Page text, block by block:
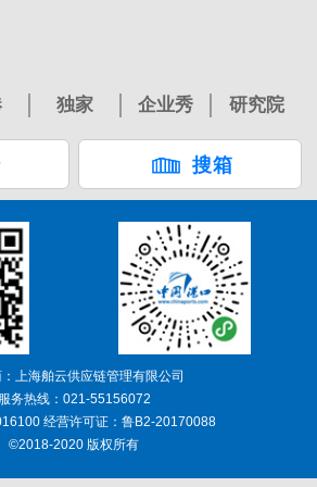
独家 企业秀 研究院
搜箱
上海舶云供应链管理有限公司
服务热线：021-55156072
经营许可证：鲁B2-20170088
©2018-2020 版权所有